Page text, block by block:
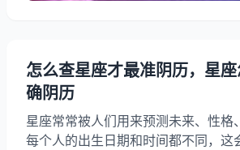
怎么查星座才最准阴历，星
确阴历
星座常常被人们用来预测未来、性格
每个人的出生日期和时间都不同，这